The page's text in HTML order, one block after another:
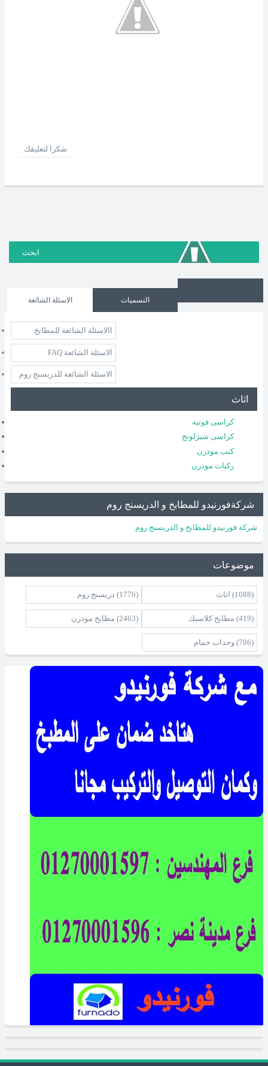
شكرا لتعليقك
الاسئلة الشائعة التسميات
االاسئلة الشائعة للمطابخ
الاسئلة الشائعة FAQ
الاسئلة الشائعة للدريسنج روم
اثاث
كراسى فوتيه
كراسى شيزلونج
كنب مودرن
ركنات مودرن
شركةفورنيدو للمطابخ و الدريسنج روم
شركة فورنيدو للمطابخ و الدريسنج روم
موضوعات
اثاث (1088) دريسنج روم (1776)
مطابخ كلاسيك (419) مطابخ مودرن (2463)
وحدات حمام (786)